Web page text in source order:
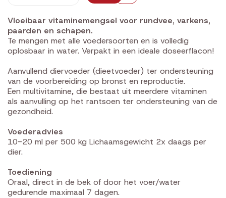
Vloeibaar vitaminemengsel voor rundvee, varkens,
paarden en schapen.
Te mengen met alle voedersoorten en is volledig
oplosbaar in water. Verpakt in een ideale doseerflacon!
Aanvullend diervoeder (dieetvoeder) ter ondersteuning
van de voorbereiding op bronst en reproductie.
Een multivitamine, die bestaat uit meerdere vitaminen
als aanvulling op het rantsoen ter ondersteuning van de
gezondheid.
Voederadvies
10-20 ml per 500 kg Lichaamsgewicht 2x daags per
dier.
Toediening
Oraal, direct in de bek of door het voer/water
gedurende maximaal 7 dagen.